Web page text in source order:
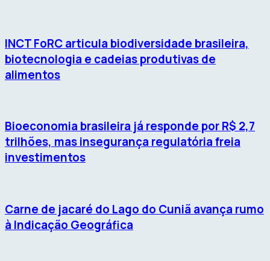
INCT FoRC articula biodiversidade brasileira,
biotecnologia e cadeias produtivas de
alimentos
Bioeconomia brasileira já responde por R$ 2,7
trilhões, mas insegurança regulatória freia
investimentos
Carne de jacaré do Lago do Cuniã avança rumo
à Indicação Geográfica